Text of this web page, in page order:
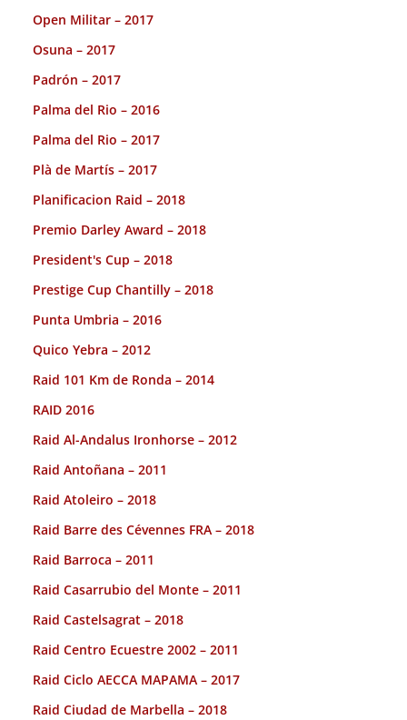
Open Militar – 2017
Osuna – 2017
Padrón – 2017
Palma del Rio – 2016
Palma del Rio – 2017
Plà de Martís – 2017
Planificacion Raid – 2018
Premio Darley Award – 2018
President's Cup – 2018
Prestige Cup Chantilly – 2018
Punta Umbria – 2016
Quico Yebra – 2012
Raid 101 Km de Ronda – 2014
RAID 2016
Raid Al-Andalus Ironhorse – 2012
Raid Antoñana – 2011
Raid Atoleiro – 2018
Raid Barre des Cévennes FRA – 2018
Raid Barroca – 2011
Raid Casarrubio del Monte – 2011
Raid Castelsagrat – 2018
Raid Centro Ecuestre 2002 – 2011
Raid Ciclo AECCA MAPAMA – 2017
Raid Ciudad de Marbella – 2018